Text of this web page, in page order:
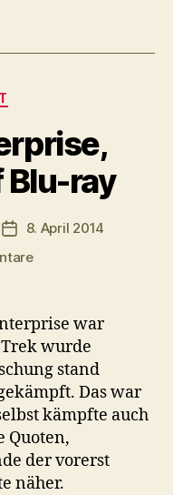
Blu-ray
Veröffentlichungsdatum
8. April 2014
zu
Enterprise,
Staffel
3
auf
Blu-
ray
war
wurde
stand
Das war
kämpfte auch
Quoten,
der vorerst
näher.